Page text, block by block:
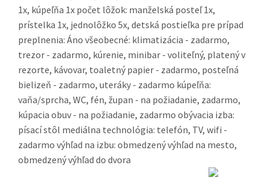
1x, kúpeľňa 1x počet lôžok: manželská posteľ 1x,
prístelka 1x, jednolôžko 5x, detská postieľka pre prípad
preplnenia: Áno všeobecné: klimatizácia - zadarmo,
trezor - zadarmo, kúrenie, minibar - voliteľný, platený v
rezorte, kávovar, toaletný papier - zadarmo, posteľná
bielizeň - zadarmo, uteráky - zadarmo kúpeľňa:
vaňa/sprcha, WC, fén, župan - na požiadanie, zadarmo,
kúpacia obuv - na požiadanie, zadarmo obývacia izba:
písací stôl mediálna technológia: telefón, TV, wifi -
zadarmo výhľad na izbu: obmedzený výhľad na mesto,
obmedzený výhľad do dvora